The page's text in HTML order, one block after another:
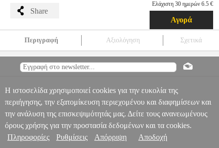
Share
Ελάχιστη 30 ημερών 6.5 €
Αγορά
Περιγραφή Αξιολόγηση Σχετικά
ANA.MAP02289 MAPED
ΤΕΜΠΕΡΕΣ
6.50
Η ιστοσελίδα χρησιμοποιεί cookies για την ευκολία της
περιήγησης, την εξατομίκευση περιεχομένου και διαφημίσεων και
την ανάλυση της επισκεψιμότητάς μας. Δείτε τους ανανεωμένους
όρους χρήσης για την προστασία δεδομένων και τα cookies.
Πληροφορίες
Ρυθμίσεις Απόρριψη Αποδοχή